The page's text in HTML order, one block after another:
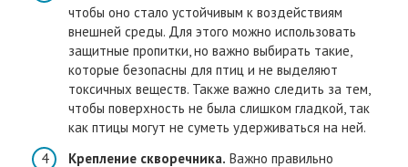
чтобы оно стало устойчивым к воздействиям
внешней среды. Для этого можно использовать
защитные пропитки, но важно выбирать такие,
которые безопасны для птиц и не выделяют
токсичных веществ. Также важно следить за тем,
чтобы поверхность не была слишком гладкой, так
как птицы могут не суметь удерживаться на ней.
Крепление скворечника. Важно правильно